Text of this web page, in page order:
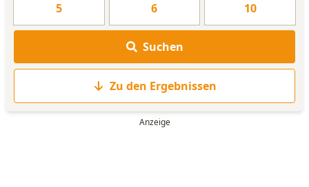
WORTLISTE
5 6 10
Suchen
Zu den Ergebnissen